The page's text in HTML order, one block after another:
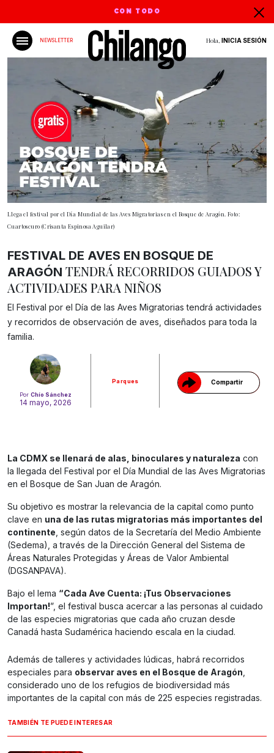
CON TODO
NEWSLETTER Hola, INICIA SESIÓN
Llega el festival por el Día Mundial de las Aves Migratorias en el Bosque de Aragón. Foto:
Cuartoscuro (Crisanta Espinosa Aguilar)
Por Chío Sánchez
14 mayo, 2026
Parques Compartir
Gracias!
FESTIVAL DE AVES EN BOSQUE DE
ARAGÓN TENDRÁ RECORRIDOS GUIADOS Y
ACTIVIDADES PARA NIÑOS
El Festival por el Día de las Aves Migratorias tendrá actividades
y recorridos de observación de aves, diseñados para toda la
familia.
La CDMX se llenará de alas, binoculares y naturaleza con
la llegada del Festival por el Día Mundial de las Aves Migratorias
en el Bosque de San Juan de Aragón.
Su objetivo es mostrar la relevancia de la capital como punto
clave en una de las rutas migratorias más importantes del
continente, según datos de la Secretaría del Medio Ambiente
(Sedema), a través de la Dirección General del Sistema de
Áreas Naturales Protegidas y Áreas de Valor Ambiental
(DGSANPAVA).
Bajo el lema “Cada Ave Cuenta: ¡Tus Observaciones
Importan!”, el festival busca acercar a las personas al cuidado
de las especies migratorias que cada año cruzan desde
Canadá hasta Sudamérica haciendo escala en la ciudad.
Además de talleres y actividades lúdicas, habrá recorridos
especiales para observar aves en el Bosque de Aragón,
considerado uno de los refugios de biodiversidad más
importantes de la capital con más de 225 especies registradas.
TAMBIÉN TE PUEDE INTERESAR